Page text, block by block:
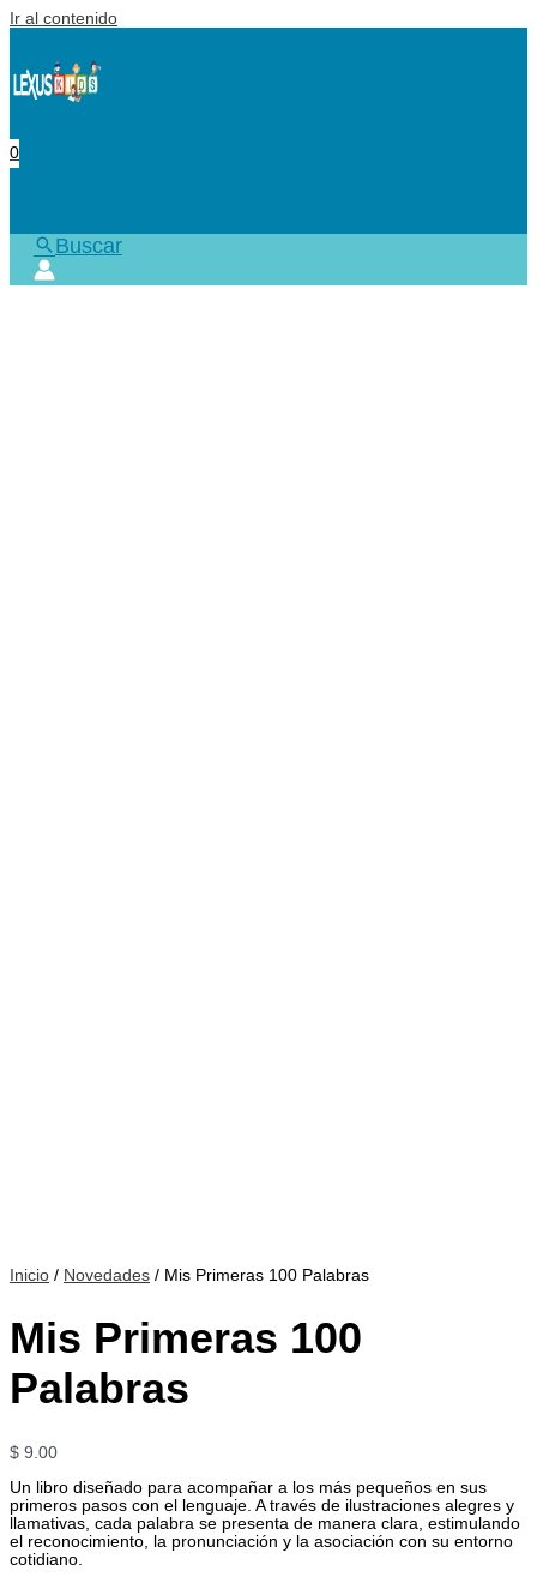
Ir al contenido
0
Buscar
Inicio / Novedades / Mis Primeras 100 Palabras
Mis Primeras 100
Palabras
$ 9.00
Un libro diseñado para acompañar a los más pequeños en sus
primeros pasos con el lenguaje. A través de ilustraciones alegres y
llamativas, cada palabra se presenta de manera clara, estimulando
el reconocimiento, la pronunciación y la asociación con su entorno
cotidiano.